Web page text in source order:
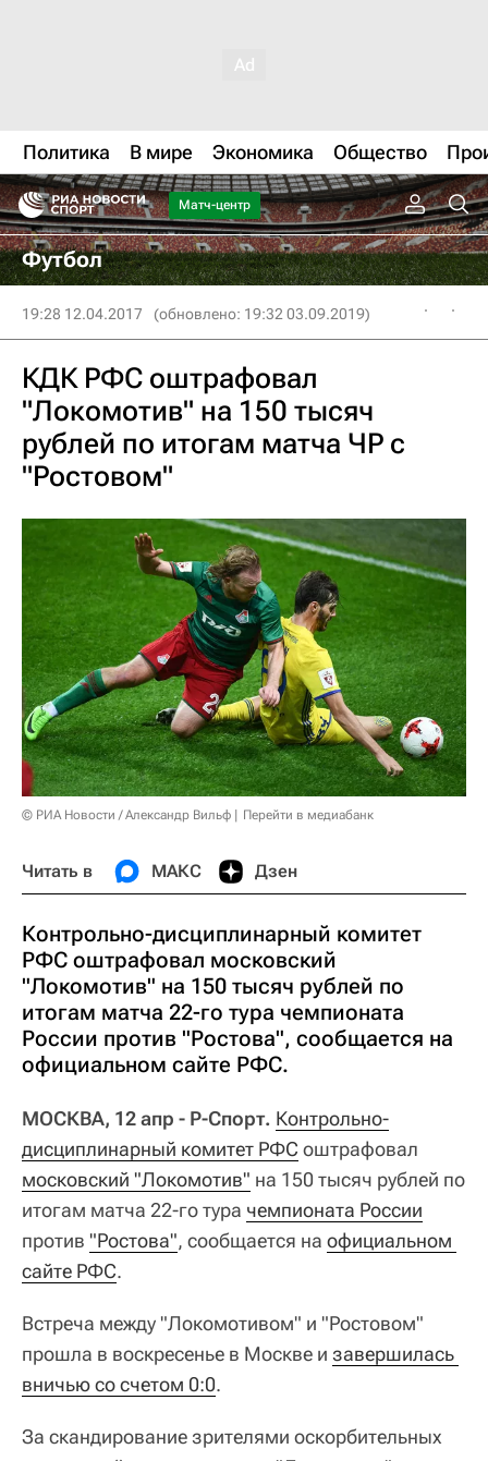
Политика В мире Экономика Общество
Матч-центр
Футбол
19:28 12.04.2017 (обновлено: 19:32 03.09.2019)
КДК РФС оштрафовал
"Локомотив" на 150 тысяч
рублей по итогам матча ЧР с
"Ростовом"
© РИА Новости / Александр Вильф Перейти в медиабанк
Читать в МАКС Дзен
Контрольно-дисциплинарный комитет
РФС оштрафовал московский
"Локомотив" на 150 тысяч рублей по
итогам матча 22-го тура чемпионата
России против "Ростова", сообщается на
официальном сайте РФС.
МОСКВА, 12 апр - Р-Спорт. Контрольно-
дисциплинарный комитет РФС оштрафовал
московский "Локомотив" на 150 тысяч рублей по
итогам матча 22-го тура чемпионата России
против "Ростова", сообщается на официальном
сайте РФС.
Встреча между "Локомотивом" и "Ростовом"
прошла в воскресенье в Москве и завершилась
вничью со счетом 0:0.
За скандирование зрителями оскорбительных